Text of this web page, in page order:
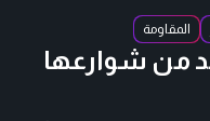
المقاومة
من شوارعها